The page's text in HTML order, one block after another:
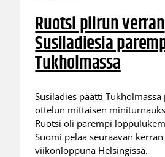
Ruotsi piirun verran
Susiladiesia
Tukholmassa
Susiladies päätti
ottelun mittaisen
Ruotsi oli parempi
Suomi pelaa seuraavan kerran
viikonloppuna Helsingissä.